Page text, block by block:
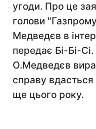
угоди. Про це
голови
Медведєв в
передає Бі-Бі-
О.Медведєв
справу
ще цього року.